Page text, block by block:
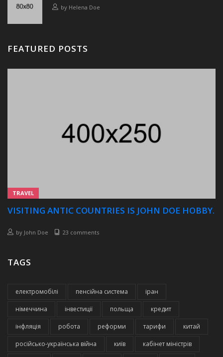
by Helena Doe
FEATURED POSTS
TRAVEL
VISITING ANTIC COUNTRIES IS JOHN DOE HOBBY.
by John Doe 23 comments
TAGS
електромобілі пенсійна система іран
німеччина інвестиції польща кредит
інфляція робота реформи тарифи китай
російсько-українська війна київ кабінет міністрів